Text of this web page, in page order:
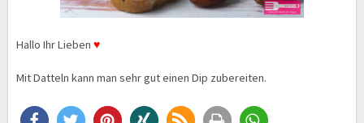
Hallo Ihr Lieben ♥
Mit Datteln kann man sehr gut einen Dip zubereiten.